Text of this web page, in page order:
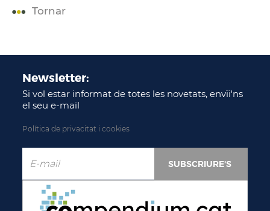
Tornar
Newsletter:
Si vol estar informat de totes les novetats, envïi'ns
el seu e-mail
Política de privacitat i cookies